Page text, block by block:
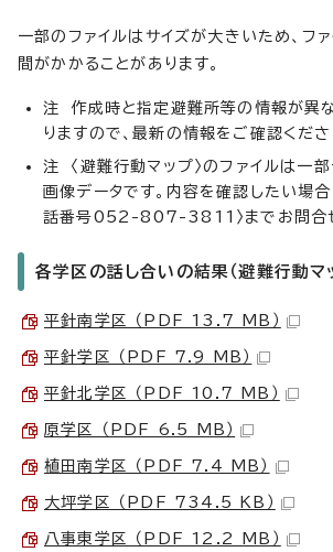
一部のファイルはサイズが大きいため、フ
間がかかることがあります。
注 作成時と指定避難所等の情報が異
りますので、最新の情報をご確認くださ
注 〈避難行動マップ〉のファイルは一
画像データです。内容を確認したい場合
話番号052-807-3811〉までお問合
各学区の話し合いの結果（避難行動マ
平針南学区 （PDF 13.7 MB）
平針学区 （PDF 7.9 MB）
平針北学区 （PDF 10.7 MB）
原学区 （PDF 6.5 MB）
植田南学区 （PDF 7.4 MB）
大坪学区 （PDF 734.5 KB）
八事東学区 （PDF 12.2 MB）